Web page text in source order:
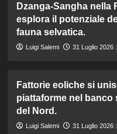
Dzanga-Sangha nella
esplora il potenziale
fauna selvatica.
Luigi Salemi 31 Luglio 2026
Fattorie eoliche si
piattaforme nel banco
del Nord.
Luigi Salemi 31 Luglio 2026